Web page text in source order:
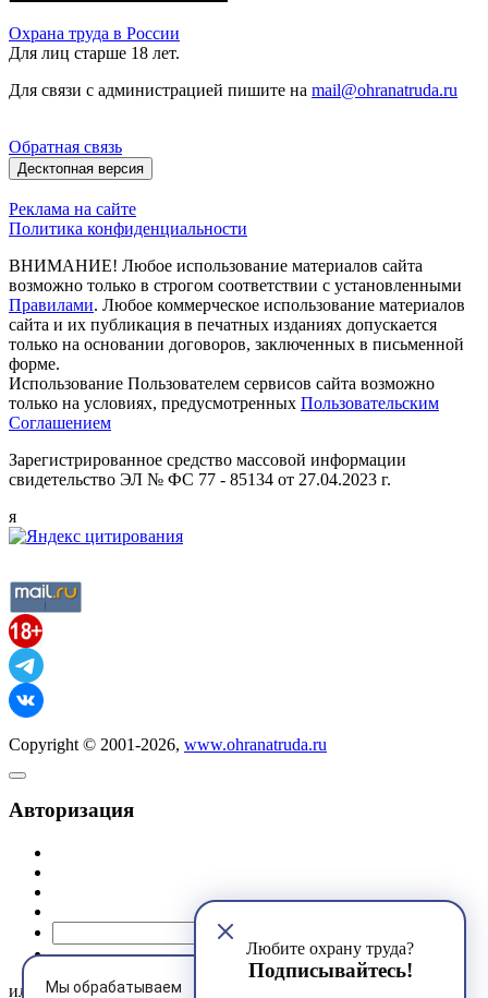
Мы обрабатываем
Любите охрану труда?
Подписывайтесь!
Охрана труда в России
Для лиц старше 18 лет.
Для связи с администрацией пишите на mail@ohranatruda.ru
Обратная связь
Десктопная версия
Реклама на сайте
Политика конфиденциальности
ВНИМАНИЕ! Любое использование материалов сайта
возможно только в строгом соответствии с установленными
Правилами. Любое коммерческое использование материалов
сайта и их публикация в печатных изданиях допускается
только на основании договоров, заключенных в письменной
форме.
Использование Пользователем сервисов сайта возможно
только на условиях, предусмотренных Пользовательским
Соглашением
Зарегистрированное средство массовой информации
свидетельство ЭЛ № ФС 77 - 85134 от 27.04.2023 г.
я
Copyright © 2001-2026, www.ohranatruda.ru
Авторизация
или